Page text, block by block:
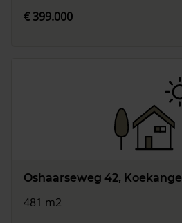
€ 399.000
Oshaarseweg 42, Koekange
481 m2